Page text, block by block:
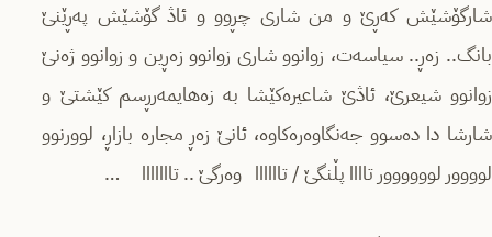
شارگۆشێش کەڕێ و من شاری چڕوو و ئاڎ گۆشێش پەڕێنێ
بانگ.. زەڕ.. سیاسەت، زوانوو شاری زوانوو زەڕین و زوانوو ژەنێ
زوانوو شیعرێ، ئاڎێ شاعیرەکێشا بە زەهایمەرڕسم کێشتێ و
شارشا دا دەسوو جەنگاوەرەکاوە، ئانێ زەڕ مجارە بازاڕ، لوورنوو
لوووور لوووووور تاااا پڵنگێ / تاااااا وەرگێ .. تااااااا …